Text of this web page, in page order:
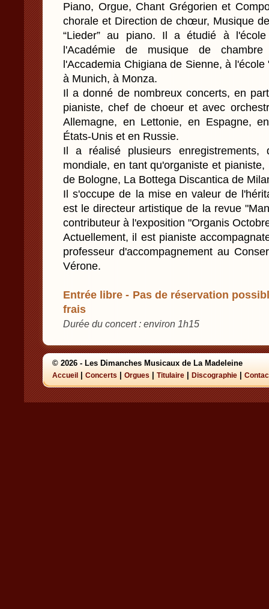
Piano, Orgue, Chant Grégorien et
chorale et Direction de chœur, Musique
“Lieder” au piano. Il a étudié à
l'Académie de musique de
l'Accademia Chigiana de Sienne, à
à Munich, à Monza.
Il a donné de nombreux concerts, en
pianiste, chef de choeur et avec
Allemagne, en Lettonie, en Espagne,
États-Unis et en Russie.
Il a réalisé plusieurs enregistrements,
mondiale, en tant qu'organiste et
de Bologne, La Bottega Discantica de
Il s'occupe de la mise en valeur de
est le directeur artistique de la revue
contributeur à l'exposition "Organis
Actuellement, il est pianiste
professeur d'accompagnement au
Vérone.
Entrée libre - Pas de réservation
frais
Durée du concert : environ 1h15
© 2026 - Les Dimanches Musicaux de La Madeleine
Accueil Concerts Orgues Titulaire Discographie